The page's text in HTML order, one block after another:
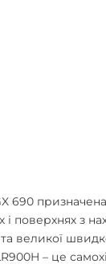
690
поверхнях з
великої
– це